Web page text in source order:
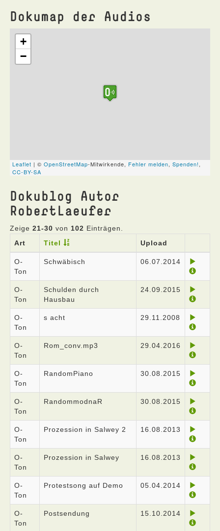
Dokumap der Audios
Dokublog Autor
RobertLaeufer
Zeige 21-30 von 102 Einträgen.
Art
Titel Upload
O-
Ton
Schwäbisch 06.07.2014
O-
Ton
Schulden durch
Hausbau
24.09.2015
O-
Ton
s acht 29.11.2008
O-
Ton
Rom_conv.mp3 29.04.2016
O-
Ton
RandomPiano 30.08.2015
O-
Ton
RandommodnaR 30.08.2015
O-
Ton
Prozession in Salwey 2 16.08.2013
O-
Ton
Prozession in Salwey 16.08.2013
O-
Ton
Protestsong auf Demo 05.04.2014
O-
Ton
Postsendung 15.10.2014